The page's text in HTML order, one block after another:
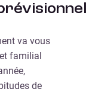
va vous
familial
de